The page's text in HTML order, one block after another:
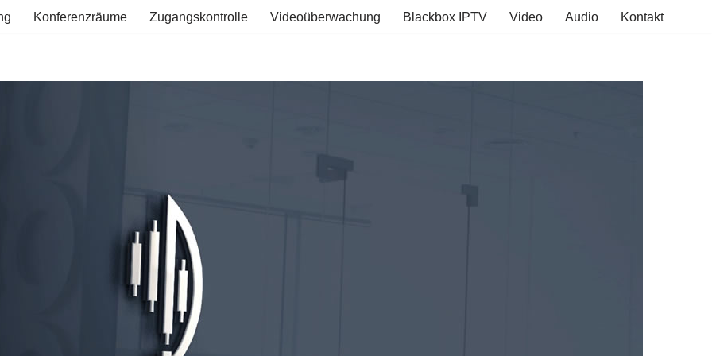
Konferenzräume Zugangskontrolle Videoüberwachung Blackbox IPTV Video Audio Kontakt